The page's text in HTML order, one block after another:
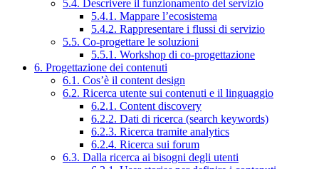
5.4. Descrivere il funzionamento del servizio
5.4.1. Mappare l’ecosistema
5.4.2. Rappresentare i flussi di servizio
5.5. Co-progettare le soluzioni
5.5.1. Workshop di co-progettazione
6. Progettazione dei contenuti
6.1. Cos’è il content design
6.2. Ricerca utente sui contenuti e il linguaggio
6.2.1. Content discovery
6.2.2. Dati di ricerca (search keywords)
6.2.3. Ricerca tramite analytics
6.2.4. Ricerca sui forum
6.3. Dalla ricerca ai bisogni degli utenti